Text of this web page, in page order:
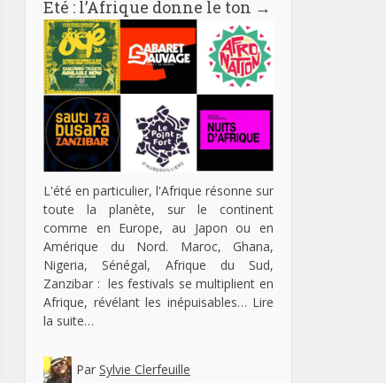
Eté : l’Afrique donne le ton →
L'été en particulier, l'Afrique résonne sur
toute la planète, sur le continent
comme en Europe, au Japon ou en
Amérique du Nord. Maroc, Ghana,
Nigeria, Sénégal, Afrique du Sud,
Zanzibar : les festivals se multiplient en
Afrique, révélant les inépuisables… Lire
la suite…
Par Sylvie Clerfeuille